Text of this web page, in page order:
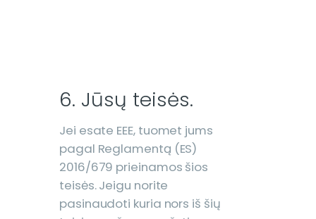
6. Jūsų teisės.
Jei esate EEE, tuomet jums
pagal Reglamentą (ES)
2016/679 prieinamos šios
teisės. Jeigu norite
pasinaudoti kuria nors iš šių